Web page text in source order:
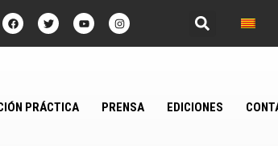
PRÁCTICA PRENSA EDICIONES